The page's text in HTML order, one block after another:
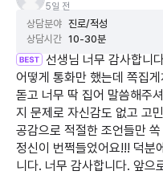
• 한번의 상담으로 방향을 정
한 번의 상담으로 인생이 모
말씀드리지는 않습니다.
하지만
왜 지금의 상황이 만들어졌는
앞으로 무엇을 선택해야 하
그 기준만큼은
5일 전
상담분야
진로/적성
상담시간 10-30분
선생님 너무 감사합니
어떻게 통화만 했는데 쪽집
돋고 너무 딱 집어 말씀해주
지 문제로 자신감도 없고 고
공감으로 적절한 조언들만
정신이 번쩍들었어요!!! 덕분
니다. 너무 감사합니다. 앞으